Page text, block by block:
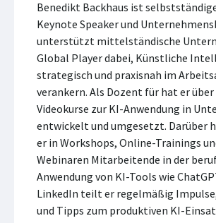
Benedikt Backhaus ist
Keynote Speaker und
unterstützt mittelständische
Global Player dabei, Künstliche
strategisch und praxisnah im
verankern. Als Dozent für hat er über
Videokurse zur KI-Anwendung in
entwickelt und umgesetzt. Darüber
er in Workshops, Online-Trainings
Webinaren Mitarbeitende in der
Anwendung von KI-Tools wie
LinkedIn teilt er regelmäßig Impulse,
und Tipps zum produktiven KI-